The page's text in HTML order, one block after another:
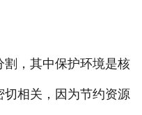
，其中保护环境是核
相关，因为节约资源